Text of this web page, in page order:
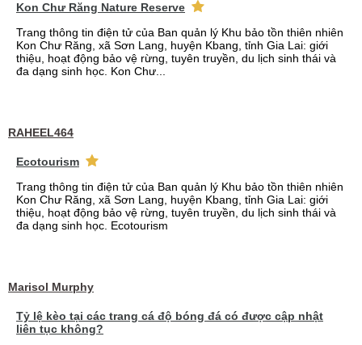
Kon Chư Răng Nature Reserve
Trang thông tin điện tử của Ban quản lý Khu bảo tồn thiên nhiên
Kon Chư Răng, xã Sơn Lang, huyện Kbang, tỉnh Gia Lai: giới
thiệu, hoạt động bảo vệ rừng, tuyên truyền, du lịch sinh thái và
đa dạng sinh học. Kon Chư...
RAHEEL464
Ecotourism
Trang thông tin điện tử của Ban quản lý Khu bảo tồn thiên nhiên
Kon Chư Răng, xã Sơn Lang, huyện Kbang, tỉnh Gia Lai: giới
thiệu, hoạt động bảo vệ rừng, tuyên truyền, du lịch sinh thái và
đa dạng sinh học. Ecotourism
Marisol Murphy
Tỷ lệ kèo tại các trang cá độ bóng đá có được cập nhật
liên tục không?